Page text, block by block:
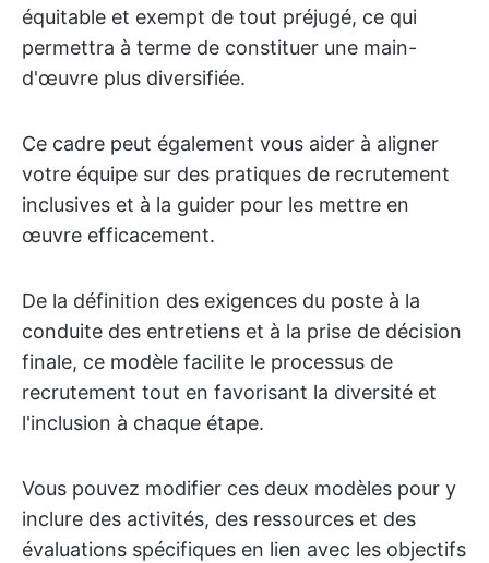
équitable et exempt de tout préjugé, ce qui
permettra à terme de constituer une main-
d'œuvre plus diversifiée.
Ce cadre peut également vous aider à aligner
votre équipe sur des pratiques de recrutement
inclusives et à la guider pour les mettre en
œuvre efficacement.
De la définition des exigences du poste à la
conduite des entretiens et à la prise de décision
finale, ce modèle facilite le processus de
recrutement tout en favorisant la diversité et
l'inclusion à chaque étape.
Vous pouvez modifier ces deux modèles pour y
inclure des activités, des ressources et des
évaluations spécifiques en lien avec les objectifs